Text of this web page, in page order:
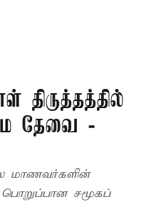
திருத்தத்தில்
தேவை -
மாணவர்களின்
பொறுப்பான சமூகப்